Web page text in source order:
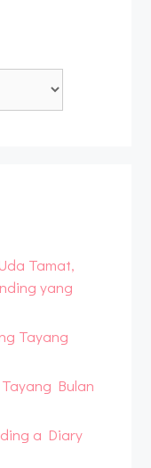
Tamat,
yang
Tayang
Bulan
a Diary